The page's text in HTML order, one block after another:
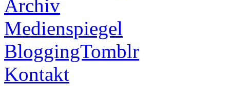
Archiv
Medienspiegel
BloggingTomblr
Kontakt